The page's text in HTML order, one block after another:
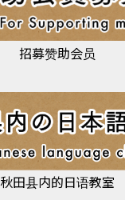
招募赞助会员
秋田县内的日语教室